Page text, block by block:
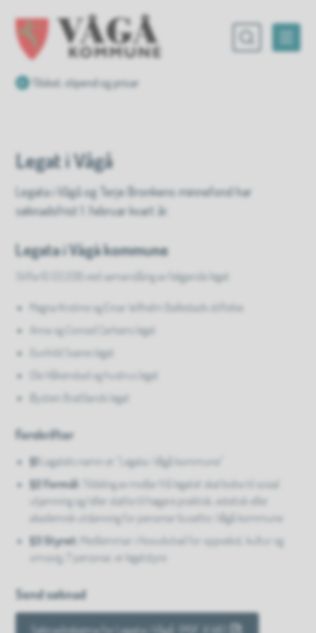
Du er her:Tilskot, stipend og prisar
Legat i Vågå
Legata i Vågå og Terje Bronkens minnefond har
søknadsfrist 1. februar kvart år.
Legata i Vågå kommune
Stifta 10.03.2015 ved samanslåing av følgjande legat:
Magna Kristine og Einar Wilhelm Ballestads stiftelse
Anna og Conrad Carlsens legat
Gunhild Svares legat
Ole Håkenstad og hustrus legat
Øystein Brattlands legat
Forskrifter
§1 Legatets namn er "Legata i Vågå kommune"
§2 Formål:
Tildeling av midlar frå legatet skal bidra til sosial
utjamning og/eller støtte til høgare praktisk, estetisk eller
akademisk utdanning for personar busette i Vågå kommune
§3 Styret:
Medlemmar i Hovudutval for oppvekst, kultur og
omsorg, 7 personar, er legatstyre
Send søknad